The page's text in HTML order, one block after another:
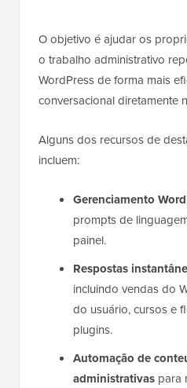
O objetivo é ajudar os
o trabalho administrativo
WordPress de forma mais
conversacional diretamente
Alguns dos recursos de
incluem:
Gerenciamento
prompts de
painel.
Respostas
incluindo vendas do
do usuário, cursos e
plugins.
Automação de
administrativas para